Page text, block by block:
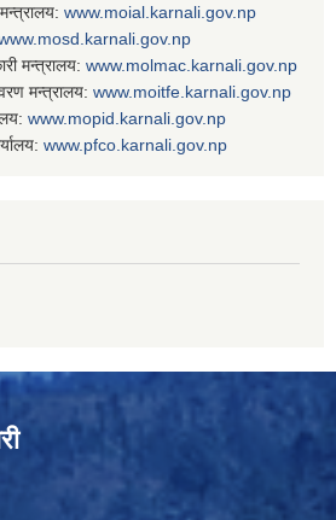
www. moial.karnali.gov.np
mosd.karnali.gov.np
मन्त्रालय: www. molmac.karnali.gov.np
मन्त्रालय: www. moitfe.karnali.gov.np
www. mopid.karnali.gov.np
www. pfco.karnali.gov.np